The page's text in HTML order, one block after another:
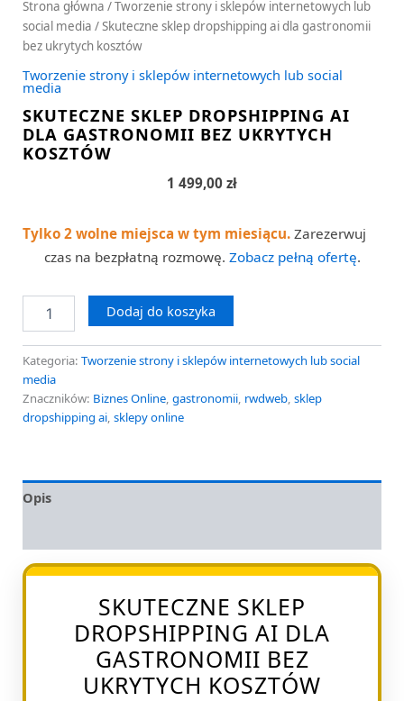
Strona główna /Tworzenie strony i sklepów internetowych lub
social media / Skuteczne sklep dropshipping ai dla gastronomii
bez ukrytych kosztów
Tworzenie strony i sklepów internetowych lub social
media
SKUTECZNE SKLEP DROPSHIPPING AI
DLA GASTRONOMII BEZ UKRYTYCH
KOSZTÓW
1 499,00 zł
Tylko 2 wolne miejsca w tym miesiącu. Zarezerwuj
czas na bezpłatną rozmowę. Zobacz pełną ofertę.
Dodaj do koszyka
Kategoria: Tworzenie strony i sklepów internetowych lub social
media
Znaczników: Biznes Online, gastronomii, rwdweb, sklep
dropshipping ai, sklepy online
Opis
SKUTECZNE SKLEP
DROPSHIPPING AI DLA
GASTRONOMII BEZ
UKRYTYCH KOSZTÓW